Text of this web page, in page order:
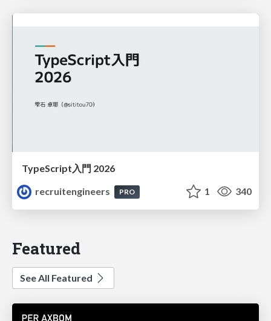
TypeScript入門 2026
recruitengineers
PRO 1 340
Featured
See All Featured